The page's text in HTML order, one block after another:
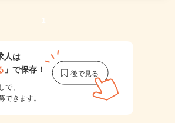
1
人は
」で保存！
で、
できます。